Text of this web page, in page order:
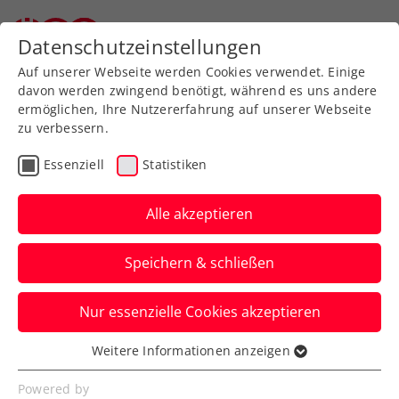
Aktuelle News
News filtern
Datenschutzeinstellungen
Auf unserer Webseite werden Cookies verwendet. Einige
davon werden zwingend benötigt, während es uns andere
ermöglichen, Ihre Nutzererfahrung auf unserer Webseite
zu verbessern.
Essenziell Statistiken
Alle akzeptieren
Speichern & schließen
Nur essenzielle Cookies akzeptieren
Essenziell
Essenzielle Cookies werden für grundlegende
Weitere Informationen anzeigen
Powered by